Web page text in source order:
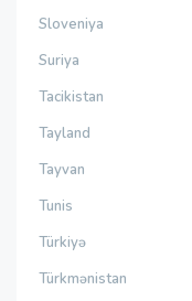
Sloveniya
Suriya
Tacikistan
Tayland
Tayvan
Tunis
Türkiyə
Türkmənistan